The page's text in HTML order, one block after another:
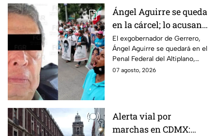
Ángel Aguirre se queda
en la cárcel; lo acusan
de destruir
información del caso
Ayotzinapa
El exgobernador de Gerrero,
Ángel Aguirre se quedará en el
Penal Federal del Altiplano,
luego de que fue detenido ayer
07 agosto, 2026
Alerta vial por
marchas en CDMX: